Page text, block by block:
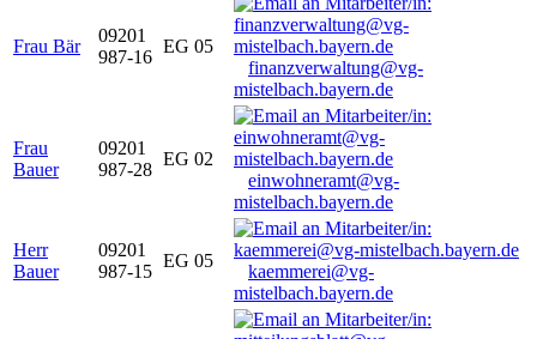
Frau Bär
09201
987-16
EG 05
finanzverwaltung@vg-
mistelbach.bayern.de
Frau
Bauer
09201
987-28
EG 02
einwohneramt@vg-
mistelbach.bayern.de
Herr
Bauer
09201
987-15
EG 05
kaemmerei@vg-
mistelbach.bayern.de